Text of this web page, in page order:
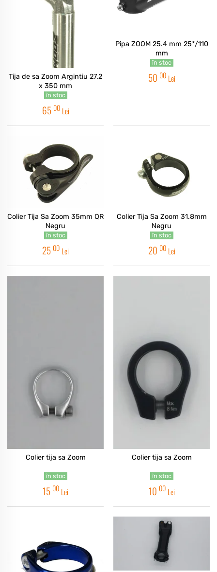
Tija de sa Zoom Argintiu 27.2
x 350 mm
în stoc
65 00 Lei
Pipa ZOOM 25.4 mm 25*/110
mm
în stoc
50 00 Lei
Colier Tija Sa Zoom 35mm QR
Negru
în stoc
25 00 Lei
Colier Tija Sa Zoom 31.8mm
Negru
în stoc
20 00 Lei
Colier tija sa Zoom
în stoc
15 00 Lei
Colier tija sa Zoom
în stoc
10 00 Lei